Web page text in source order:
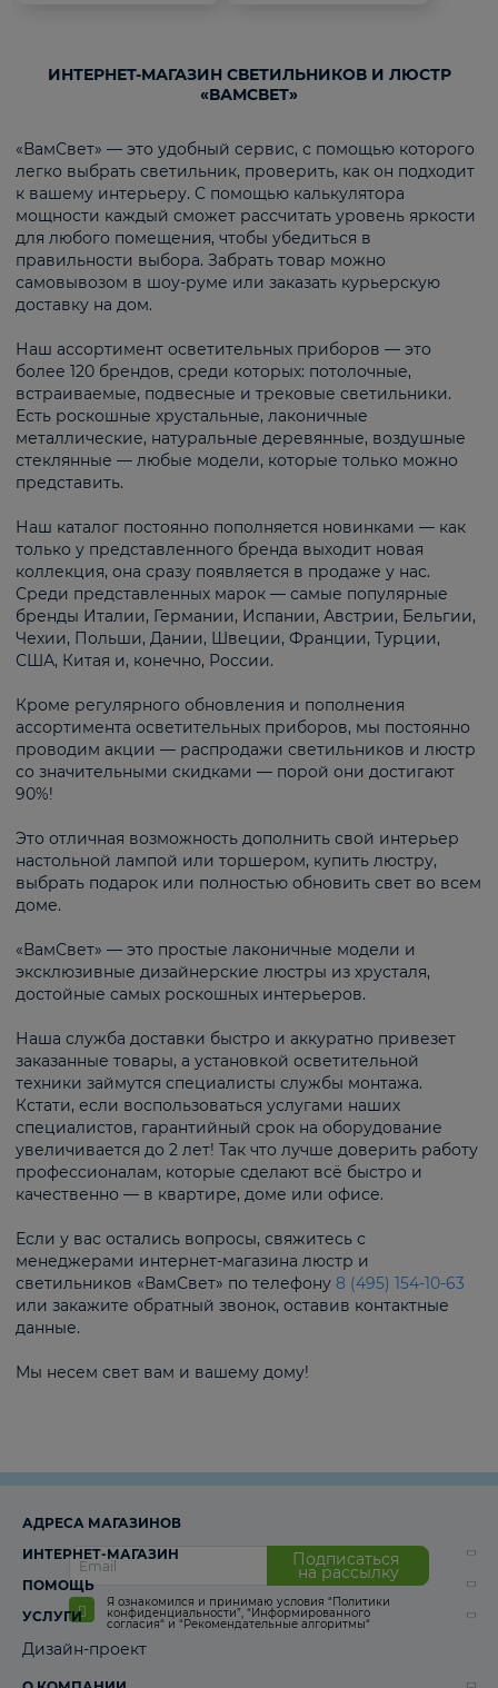
ИНТЕРНЕТ-МАГАЗИН СВЕТИЛЬНИКОВ И ЛЮСТР
«ВАМСВЕТ»
«ВамСвет» — это удобный сервис, с помощью которого
легко выбрать светильник, проверить, как он подходит
к вашему интерьеру. С помощью калькулятора
мощности каждый сможет рассчитать уровень яркости
для любого помещения, чтобы убедиться в
правильности выбора. Забрать товар можно
самовывозом в шоу-руме или заказать курьерскую
доставку на дом.
Наш ассортимент осветительных приборов — это
более 120 брендов, среди которых: потолочные,
встраиваемые, подвесные и трековые светильники.
Есть роскошные хрустальные, лаконичные
металлические, натуральные деревянные, воздушные
стеклянные — любые модели, которые только можно
представить.
Наш каталог постоянно пополняется новинками — как
только у представленного бренда выходит новая
коллекция, она сразу появляется в продаже у нас.
Среди представленных марок — самые популярные
бренды Италии, Германии, Испании, Австрии, Бельгии,
Чехии, Польши, Дании, Швеции, Франции, Турции,
США, Китая и, конечно, России.
Кроме регулярного обновления и пополнения
ассортимента осветительных приборов, мы постоянно
проводим акции — распродажи светильников и люстр
со значительными скидками — порой они достигают
90%!
Это отличная возможность дополнить свой интерьер
настольной лампой или торшером, купить люстру,
выбрать подарок или полностью обновить свет во всем
доме.
«ВамСвет» — это простые лаконичные модели и
эксклюзивные дизайнерские люстры из хрусталя,
достойные самых роскошных интерьеров.
Наша служба доставки быстро и аккуратно привезет
заказанные товары, а установкой осветительной
техники займутся специалисты службы монтажа.
Кстати, если воспользоваться услугами наших
специалистов, гарантийный срок на оборудование
увеличивается до 2 лет! Так что лучше доверить работу
профессионалам, которые сделают всё быстро и
качественно — в квартире, доме или офисе.
Если у вас остались вопросы, свяжитесь с
менеджерами интернет-магазина люстр и
светильников «ВамСвет» по телефону 8 (495) 154-10-63
или закажите обратный звонок, оставив контактные
данные.
Мы несем свет вам и вашему дому!
Подписаться
на рассылку
Я ознакомился и принимаю условия “Политики
конфиденциальности”, “Информированного
согласия“ и “Рекомендательные алгоритмы“
АДРЕСА МАГАЗИНОВ
ИНТЕРНЕТ-МАГАЗИН
ПОМОЩЬ
УСЛУГИ
Дизайн-проект